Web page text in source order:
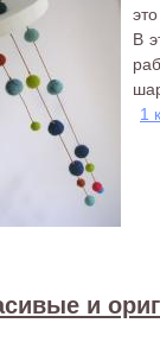
В
1
и